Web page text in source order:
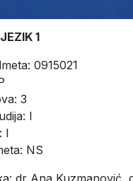
1
0915021
3
I
I
NS